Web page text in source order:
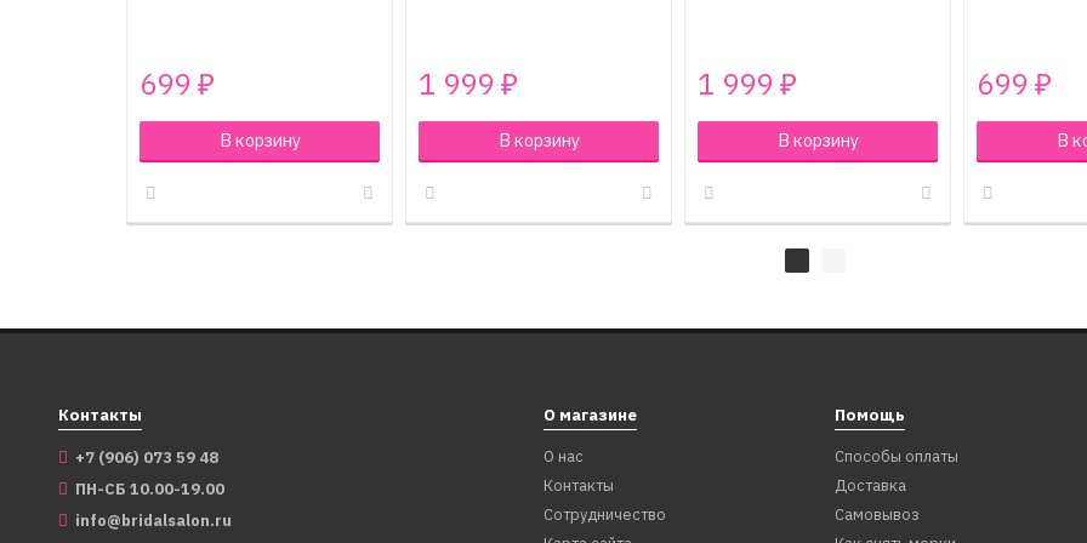
699 ₽
В корзину
1 999 ₽
В корзину
1 999 ₽
В корзину
699 ₽
В
Контакты
+7 (906) 073 59 48
ПН-СБ 10.00-19.00
info@bridalsalon.ru
О магазине
О нас
Контакты
Сотрудничество
Помощь
Способы оплаты
Доставка
Самовывоз